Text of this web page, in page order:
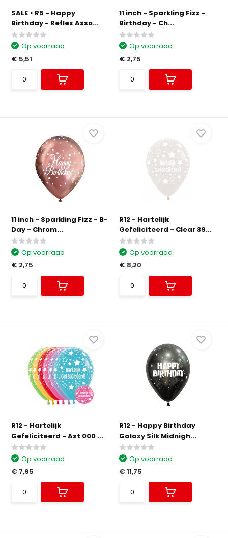
SALE > R5 - Happy
Birthday - Reflex Asso...
Op voorraad
€ 5,51
11 inch - Sparkling Fizz -
Birthday - Ch...
Op voorraad
€ 2,75
11 inch - Sparkling Fizz - B-
Day - Chrom...
Op voorraad
€ 2,75
R12 - Hartelijk
Gefeliciteerd - Clear 39...
Op voorraad
€ 8,20
R12 - Hartelijk
Gefeliciteerd - Ast 000 ...
Op voorraad
€ 7,95
R12 - Happy Birthday
Galaxy Silk Midnigh...
Op voorraad
€ 11,75